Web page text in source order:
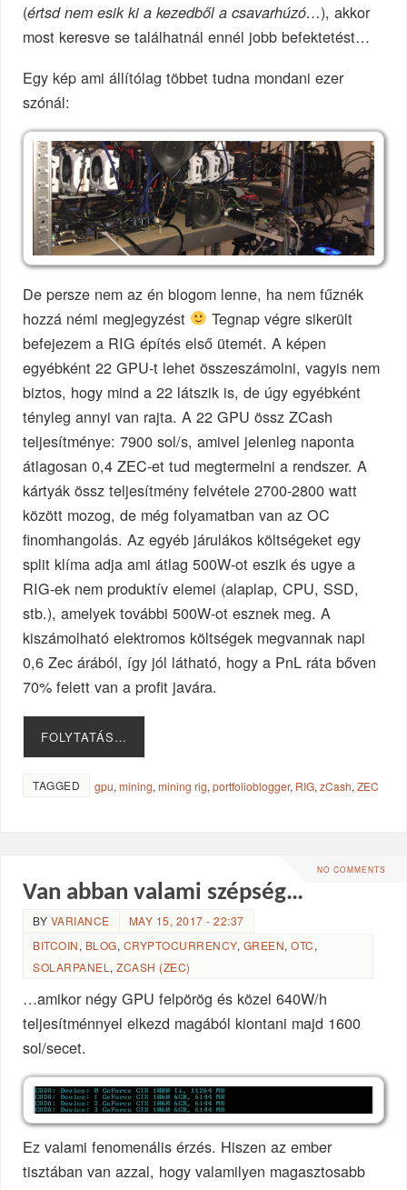
(értsd nem esik ki a kezedből a csavarhúzó…), akkor
most keresve se találhatnál ennél jobb befektetést…
Egy kép ami állítólag többet tudna mondani ezer
szónál:
De persze nem az én blogom lenne, ha nem fűznék
hozzá némi megjegyzést
Tegnap végre sikerült
befejezem a RIG építés első ütemét. A képen
egyébként 22 GPU-t lehet összeszámolni, vagyis nem
biztos, hogy mind a 22 látszik is, de úgy egyébként
tényleg annyi van rajta. A 22 GPU össz ZCash
teljesítménye: 7900 sol/s, amivel jelenleg naponta
átlagosan 0,4 ZEC-et tud megtermelni a rendszer. A
kártyák össz teljesítmény felvétele 2700-2800 watt
között mozog, de még folyamatban van az OC
finomhangolás. Az egyéb járulákos költségeket egy
split klíma adja ami átlag 500W-ot eszik és ugye a
RIG-ek nem produktív elemei (alaplap, CPU, SSD,
stb.), amelyek további 500W-ot esznek meg. A
kiszámolható elektromos költségek megvannak napi
0,6 Zec árából, így jól látható, hogy a PnL ráta bőven
70% felett van a profit javára.
FOLYTATÁS…
TAGGED gpu,mining,mining rig,portfolioblogger, RIG,zCash,ZEC
NO COMMENTS
Van abban valami szépség…
BY VARIANCE
MAY 15, 2017 - 22:37
BITCOIN, BLOG, CRYPTOCURRENCY, GREEN,OTC,
SOLARPANEL ,ZCASH (ZEC)
…amikor négy GPU felpörög és közel 640W/h
teljesítménnyel elkezd magából kiontani majd 1600
sol/secet.
Ez valami fenomenális érzés. Hiszen az ember
tisztában van azzal, hogy valamilyen magasztosabb